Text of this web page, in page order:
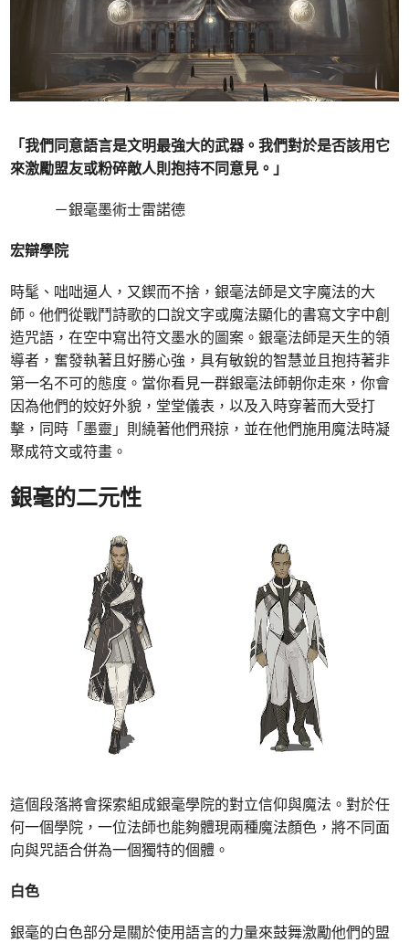
「我們同意語言是文明最強大的武器。我們對於是否該用它
來激勵盟友或粉碎敵人則抱持不同意見。」
－銀毫墨術士雷諾德
宏辯學院
時髦、咄咄逼人，又鍥而不捨，銀毫法師是文字魔法的大
師。他們從戰鬥詩歌的口說文字或魔法顯化的書寫文字中創
造咒語，在空中寫出符文墨水的圖案。銀毫法師是天生的領
導者，奮發執著且好勝心強，具有敏銳的智慧並且抱持著非
第一名不可的態度。當你看見一群銀毫法師朝你走來，你會
因為他們的姣好外貌，堂堂儀表，以及入時穿著而大受打
擊，同時「墨靈」則繞著他們飛掠，並在他們施用魔法時凝
聚成符文或符畫。
銀毫的二元性
這個段落將會探索組成銀毫學院的對立信仰與魔法。對於任
何一個學院，一位法師也能夠體現兩種魔法顏色，將不同面
向與咒語合併為一個獨特的個體。
白色
銀毫的白色部分是關於使用語言的力量來鼓舞激勵他們的盟